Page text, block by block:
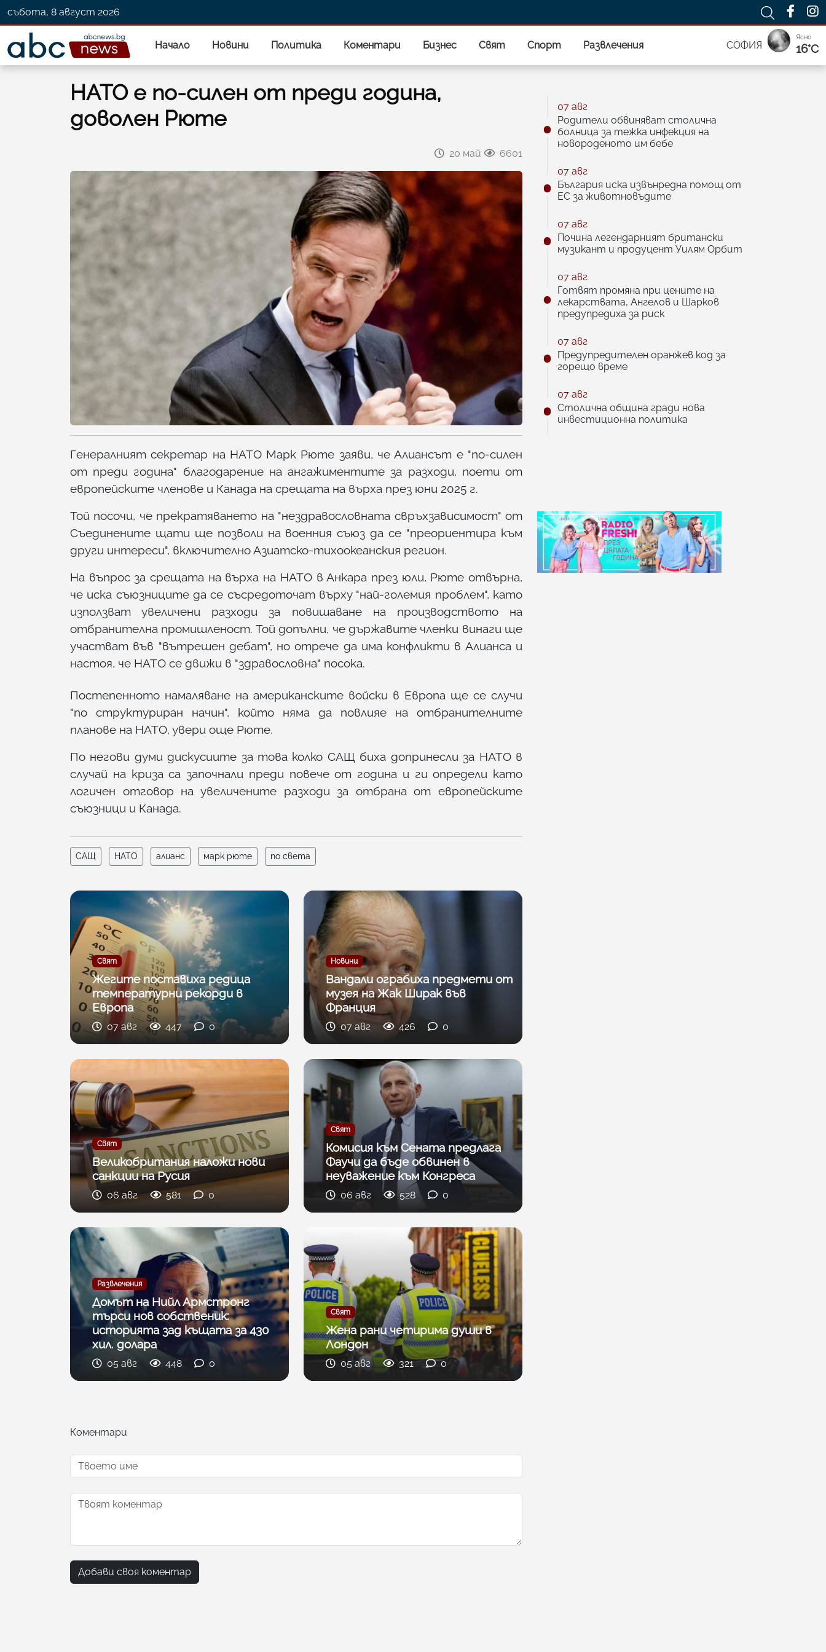
събота, 8 август 2026
Начало Новини Политика Коментари Бизнес Свят Спорт Развлечения СОФИЯ
Ясно
16°C
НАТО е по-силен от преди година,
доволен Рюте
20 май 6601
Генералният секретар на НАТО Марк Рюте заяви, че Алиансът е "по-силен
от преди година" благодарение на ангажиментите за разходи, поети от
европейските членове и Канада на срещата на върха през юни 2025 г.
Той посочи, че прекратяването на "нездравословната свръхзависимост" от
Съединените щати ще позволи на военния съюз да се "преориентира към
други интереси", включително Азиатско-тихоокеанския регион.
На въпрос за срещата на върха на НАТО в Анкара през юли, Рюте отвърна,
че иска съюзниците да се съсредоточат върху "най-големия проблем", като
използват увеличени разходи за повишаване на производството на
отбранителна промишленост. Той допълни, че държавите членки винаги ще
участват във "вътрешен дебат", но отрече да има конфликти в Алианса и
настоя, че НАТО се движи в "здравословна" посока.
Постепенното намаляване на американските войски в Европа ще се случи
"по структуриран начин", който няма да повлияе на отбранителните
планове на НАТО, увери още Рюте.
По негови думи дискусиите за това колко САЩ биха допринесли за НАТО в
случай на криза са започнали преди повече от година и ги определи като
логичен отговор на увеличените разходи за отбрана от европейските
съюзници и Канада.
САЩ НАТО алианс марк рюте по света
Свят
Жегите поставиха редица
температурни рекорди в
Европа
07 авг 447 0
Новини
Вандали ограбиха предмети от
музея на Жак Ширак във
Франция
07 авг 426 0
Свят
Великобритания наложи нови
санкции на Русия
06 авг 581 0
Свят
Комисия към Сената предлага
Фаучи да бъде обвинен в
неуважение към Конгреса
06 авг 528 0
Развлечения
Домът на Нийл Армстронг
търси нов собственик:
историята зад къщата за 430
хил. долара
05 авг 448 0
Свят
Жена рани четирима души в
Лондон
05 авг 321 0
Коментари
Добави своя коментар
07 авг
Родители обвиняват столична
болница за тежка инфекция на
новороденото им бебе
07 авг
България иска извънредна помощ от
ЕС за животновъдите
07 авг
Почина легендарният британски
музикант и продуцент Уилям Орбит
07 авг
Готвят промяна при цените на
лекарствата, Ангелов и Шарков
предупредиха за риск
07 авг
Предупредителен оранжев код за
горещо време
07 авг
Столична община гради нова
инвестиционна политика